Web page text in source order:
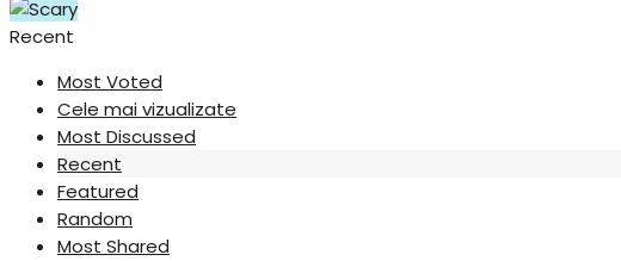
Recent
Most Voted
Cele mai vizualizate
Most Discussed
Recent
Featured
Random
Most Shared